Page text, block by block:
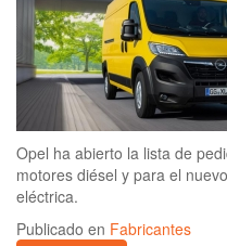
Opel ha abierto la lista de
motores diésel y para el
eléctrica.
Publicado en Fabricantes